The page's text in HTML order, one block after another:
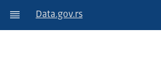
Data.gov.rs